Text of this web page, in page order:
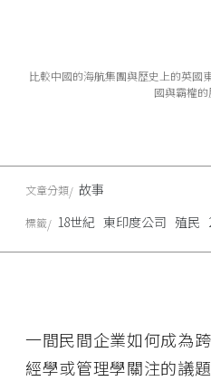
比較中國的海航集團與歷史上的英國
國與霸權
一間民間企業如何成為
經學或管理學關注的議
文章分類 故事
標籤 18世紀 東印度公司 殖民